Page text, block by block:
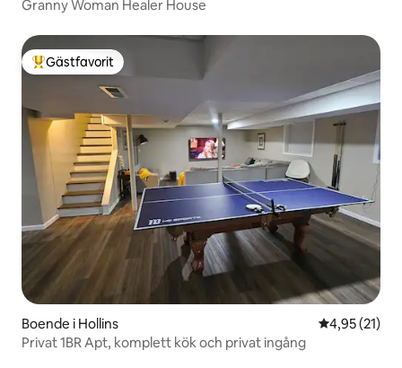
Granny Woman Healer House
Populär gästfavorit
Gästfavorit
Boende i Hollins 4,95 av 5 i
4,95 (21)
Privat 1BR Apt, komplett kök och privat ingång